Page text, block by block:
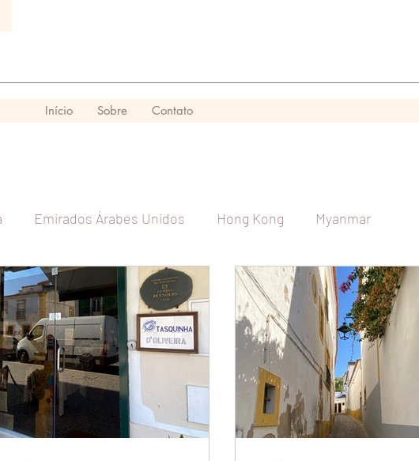
Início Sobre Contato
Emirados Árabes Unidos Hong Kong Myanmar
Seychelles Maldivas Sri Lanka
Austrália Nova Zelândia Rússia República Tcheca
Bélgica França Holanda Argentina Uruguai